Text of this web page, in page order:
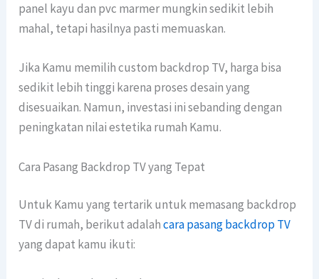
panel kayu dan pvc marmer mungkin sedikit lebih
mahal, tetapi hasilnya pasti memuaskan.
Jika Kamu memilih custom backdrop TV, harga bisa
sedikit lebih tinggi karena proses desain yang
disesuaikan. Namun, investasi ini sebanding dengan
peningkatan nilai estetika rumah Kamu.
Cara Pasang Backdrop TV yang Tepat
Untuk Kamu yang tertarik untuk memasang backdrop
TV di rumah, berikut adalahcara pasang backdrop TV
yang dapat kamu ikuti: